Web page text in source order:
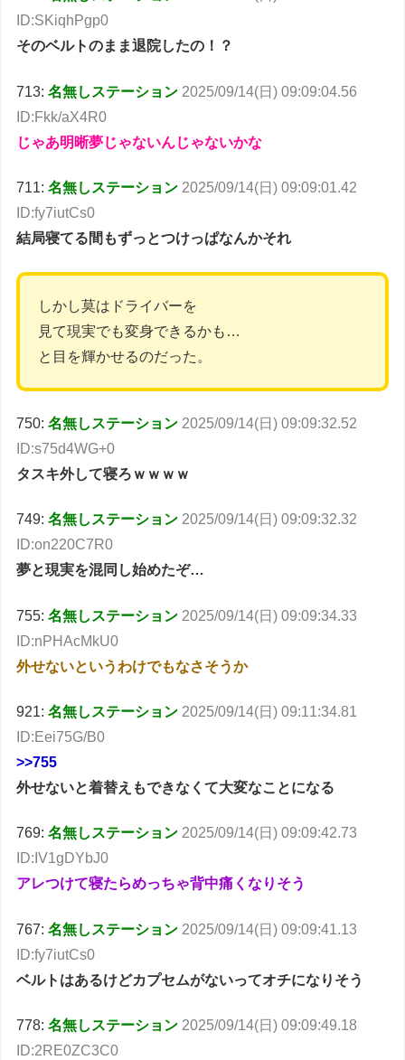
ID:SKiqhPgp0
そのベルトのまま退院したの！？
713:名無しステーション 2025/09/14(日) 09:09:04.56
ID:Fkk/aX4R0
じゃあ明晰夢じゃないんじゃないかな
711:名無しステーション 2025/09/14(日) 09:09:01.42
ID:fy7iutCs0
結局寝てる間もずっとつけっぱなんかそれ
しかし莫はドライバーを
見て現実でも変身できるかも…
と目を輝かせるのだった。
750:名無しステーション 2025/09/14(日) 09:09:32.52
ID:s75d4WG+0
タスキ外して寝ろｗｗｗｗ
749:名無しステーション 2025/09/14(日) 09:09:32.32
ID:on220C7R0
夢と現実を混同し始めたぞ…
755:名無しステーション 2025/09/14(日) 09:09:34.33
ID:nPHAcMkU0
外せないというわけでもなさそうか
921:名無しステーション 2025/09/14(日) 09:11:34.81
ID:Eei75G/B0
>>755
外せないと着替えもできなくて大変なことになる
769:名無しステーション 2025/09/14(日) 09:09:42.73
ID:IV1gDYbJ0
アレつけて寝たらめっちゃ背中痛くなりそう
767:名無しステーション 2025/09/14(日) 09:09:41.13
ID:fy7iutCs0
ベルトはあるけどカプセムがないってオチになりそう
778:名無しステーション 2025/09/14(日) 09:09:49.18
ID:2RE0ZC3C0